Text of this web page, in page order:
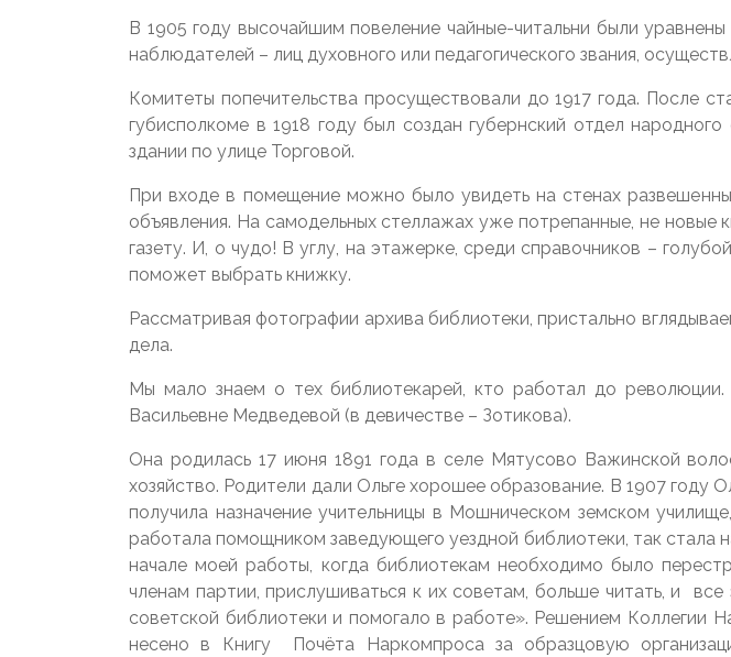
В 1905 году высочайшим повеление чайные-читальни были
наблюдателей – лиц духовного или педагогического звания,
Комитеты попечительства просуществовали до 1917 года. После
губисполкоме в 1918 году был создан губернский отдел
здании по улице Торговой.
При входе в помещение можно было увидеть на стенах
объявления. На самодельных стеллажах уже потрепанные, не новые
газету. И, о чудо! В углу, на этажерке, среди справочников –
поможет выбрать книжку.
Рассматривая фотографии архива библиотеки, пристально
дела.
Мы мало знаем о тех библиотекарей, кто работал до
Васильевне Медведевой (в девичестве – Зотикова).
Она родилась 17 июня 1891 года в селе Мятусово Важинской
хозяйство. Родители дали Ольге хорошее образование. В 1907 году
получила назначение учительницы в Мошническом земском
работала помощником заведующего уездной библиотеки, так стала
начале моей работы, когда библиотекам необходимо было
членам партии, прислушиваться к их советам, больше читать, и
советской библиотеки и помогало в работе». Решением
несено в Книгу Почёта Наркомпроса за образцовую